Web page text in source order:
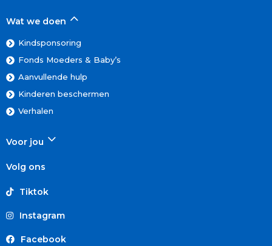
Wat we doen
Kindsponsoring
Fonds Moeders & Baby’s
Aanvullende hulp
Kinderen beschermen
Verhalen
Voor jou
Volg ons
Tiktok
Instagram
Facebook